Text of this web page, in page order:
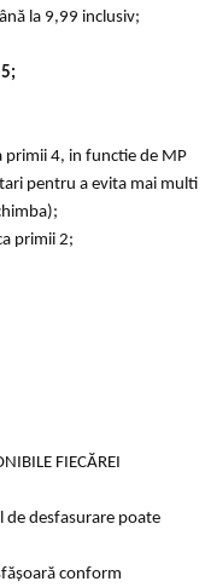
la 9,99 inclusiv;
primii 4, in functie de MP
pentru a evita mai multi
primii 2;
FIECĂREI
de desfasurare poate
conform